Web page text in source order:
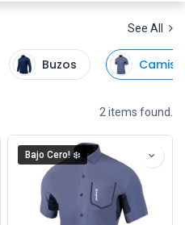
See All
Buzos
2 items found.
Bajo Cero! ❄️
Ivo · Refugio 73
● En línea